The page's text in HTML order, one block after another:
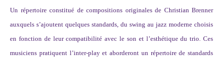
Un répertoire constitué de compositions originales de Christian Brenner
auxquels s’ajoutent quelques standards, du swing au jazz moderne choisis
en fonction de leur compatibilité avec le son et l’esthétique du trio. Ces
musiciens pratiquent l’inter-play et aborderont un répertoire de standards